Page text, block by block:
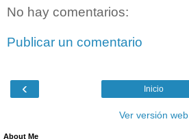
No hay comentarios:
Publicar un comentario
‹ Inicio
Ver versión web
About Me